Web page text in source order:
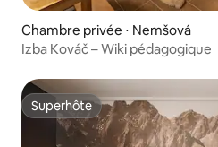
Chambre privée ⋅ Nemšová
Izba Kováč – Wiki pédagogique
Superhôte
Superhôte